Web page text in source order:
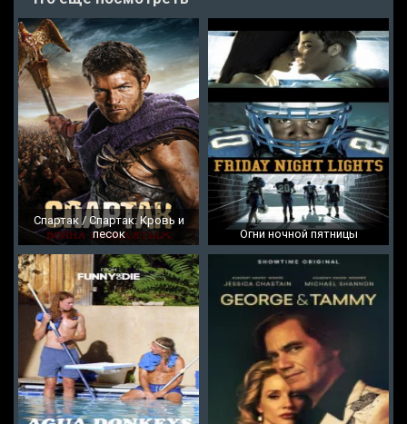
Спартак / Спартак: Кровь и
песок
Огни ночной пятницы